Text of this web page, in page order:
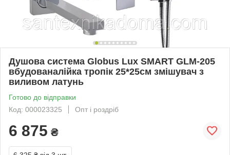
Душова система Globus Lux SMART GLM-205
вбудованалійка тропік 25*25см змішувач з
виливом латунь
Готово до відправки
Код: 000023325
Опт і роздріб
6 875 ₴